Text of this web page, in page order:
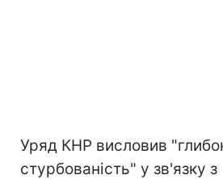
Уряд КНР висловив
стурбованість" у зв'язку з